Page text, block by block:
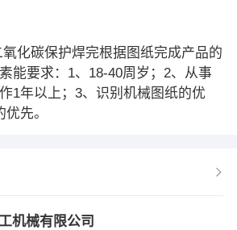
化碳保护焊完根据图纸完成产品的
能要求：1、18-40周岁；2、从事
1年以上；3、识别机械图纸的优
先。
机械有限公司